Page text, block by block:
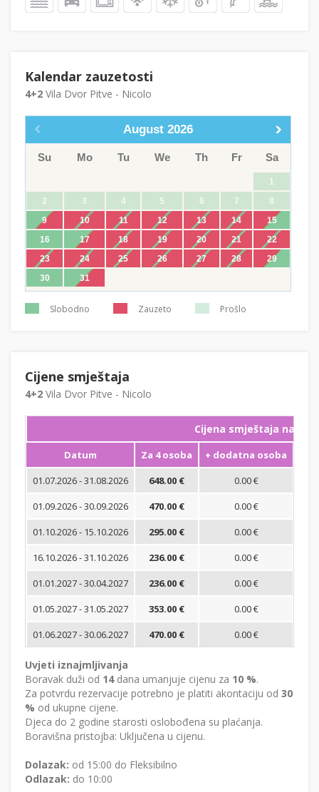
Kalendar zauzetosti
4+2 Vila Dvor Pitve - Nicolo
August 2026
Su Mo Tu We Th Fr Sa
1
2
3 4 5 6 7
8
9
10 11 12 13 14
15
16
17 18 19 20 21
22
23
24 25 26 27 28
29
30
31
Slobodno Zauzeto Prošlo
Cijene smještaja
4+2 Vila Dvor Pitve - Nicolo
Cijena smještaja na noć
Datum Za 4 osoba + dodatna osoba
01.07.2026 - 31.08.2026
648.00 €
0.00 €
01.09.2026 - 30.09.2026
470.00 €
0.00 €
01.10.2026 - 15.10.2026
295.00 €
0.00 €
16.10.2026 - 31.10.2026
236.00 €
0.00 €
01.01.2027 - 30.04.2027
236.00 €
0.00 €
01.05.2027 - 31.05.2027
353.00 €
0.00 €
01.06.2027 - 30.06.2027
470.00 € 0.00 €
Uvjeti iznajmljivanja
Boravak duži od 14dana umanjuje cijenu za 10 %.
Za potvrdu rezervacije potrebno je platiti akontaciju od 30
% od ukupne cijene.
Djeca do 2 godine starosti oslobođena su plaćanja.
Boravišna pristojba: Uključena u cijenu.
Dolazak: od 15:00 do Fleksibilno
Odlazak: do 10:00